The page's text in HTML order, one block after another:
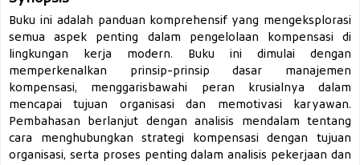
Buku ini adalah panduan komprehensif yang mengeksplorasi
semua aspek penting dalam pengelolaan kompensasi di
lingkungan kerja modern. Buku ini dimulai dengan
memperkenalkan prinsip-prinsip dasar manajemen
kompensasi, menggarisbawahi peran krusialnya dalam
mencapai tujuan organisasi dan memotivasi karyawan.
Pembahasan berlanjut dengan analisis mendalam tentang
cara menghubungkan strategi kompensasi dengan tujuan
organisasi, serta proses penting dalam analisis pekerjaan dan